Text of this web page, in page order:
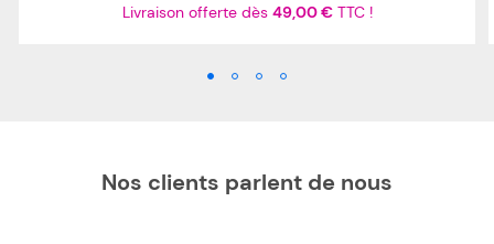
Livraison offerte dès 49,00 €TTC !
Nos clients parlent de nous